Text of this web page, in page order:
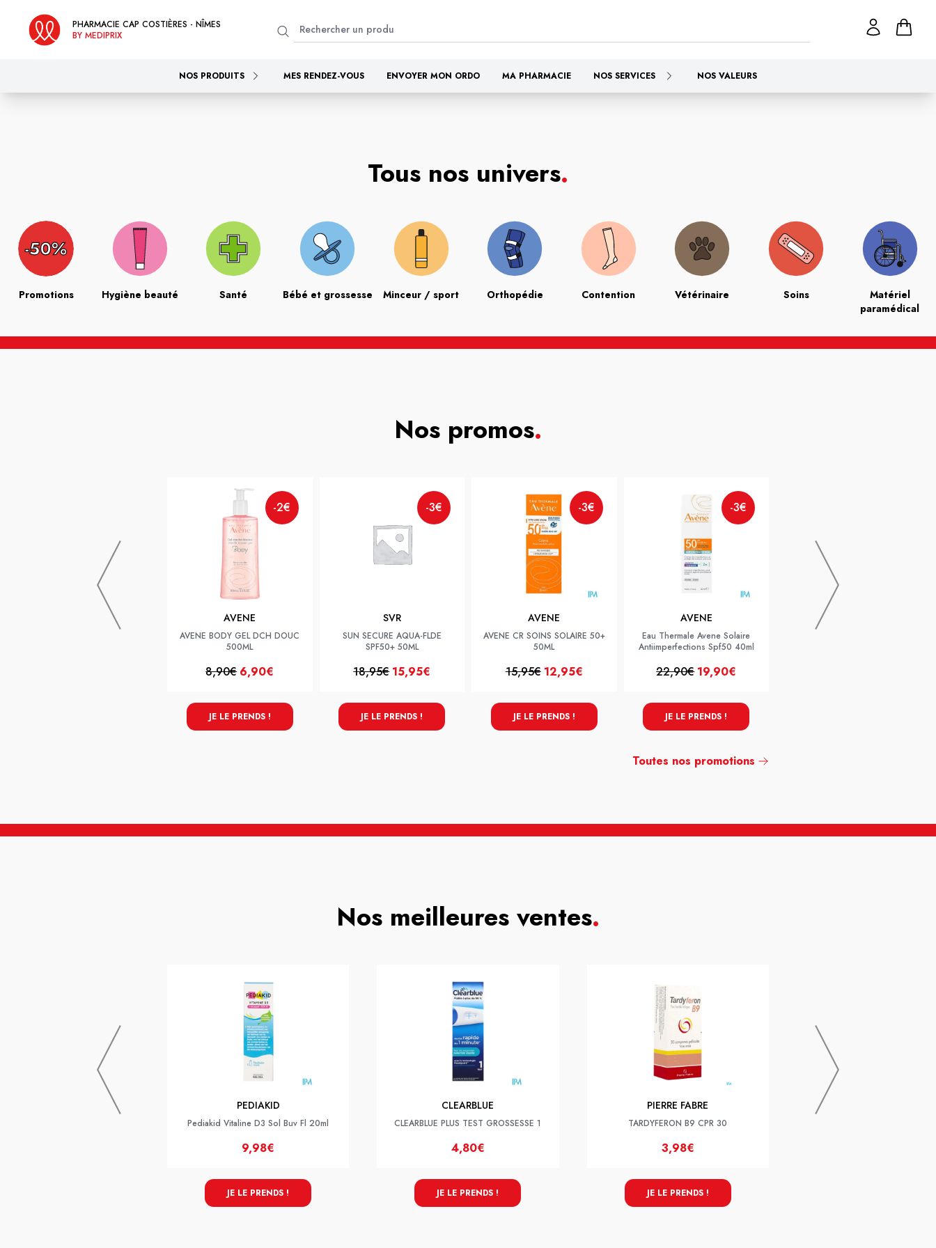
PHARMACIE CAP COSTIÈRES - NÎMES
BY MEDIPRIX
NOS PRODUITS MES RENDEZ-VOUS ENVOYER MON ORDO MA PHARMACIE NOS SERVICES NOS VALEURS
Tous nos univers.
Promotions Hygiène beauté Santé Bébé et grossesse Minceur / sport Orthopédie Contention Vétérinaire Soins
Matériel
paramédical
Nos promos.
-2€
AVENE
AVENE BODY GEL DCH DOUC
500ML
8,90€ 6,90€
JE LE PRENDS !
-3€
SVR
SUN SECURE AQUA-FLDE
SPF50+ 50ML
18,95€ 15,95€
JE LE PRENDS !
-3€
AVENE
AVENE CR SOINS SOLAIRE 50+
50ML
15,95€ 12,95€
JE LE PRENDS !
-3€
AVENE
Eau Thermale Avene Solaire
Antiimperfections Spf50 40ml
22,90€ 19,90€
JE LE PRENDS !
Toutes nos promotions
Nos meilleures ventes.
PEDIAKID
Pediakid Vitaline D3 Sol Buv Fl 20ml
9,98€
JE LE PRENDS !
CLEARBLUE
CLEARBLUE PLUS TEST GROSSESSE 1
4,80€
JE LE PRENDS !
PIERRE FABRE
TARDYFERON B9 CPR 30
3,98€
JE LE PRENDS !